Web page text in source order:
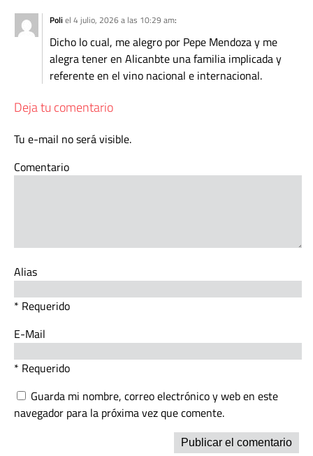
Poliel 4 julio, 2026 a las 10:29 am:
Dicho lo cual, me alegro por Pepe Mendoza y me
alegra tener en Alicanbte una familia implicada y
referente en el vino nacional e internacional.
Deja tu comentario
Tu e-mail no será visible.
Comentario
Alias
* Requerido
E-Mail
* Requerido
Guarda mi nombre, correo electrónico y web en este
navegador para la próxima vez que comente.